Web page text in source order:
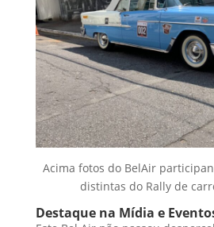
Acima fotos do BelAir
distintas do Rally de
Destaque na Mídia e